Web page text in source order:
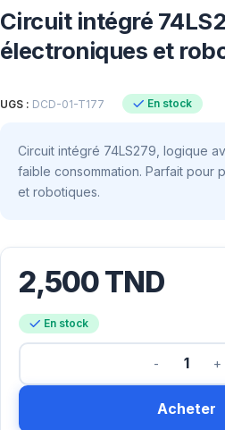
Circuit intégré
électroniques et
UGS : DCD-01-T177 En stock
Circuit intégré 74LS279, logique
faible consommation. Parfait pour
et robotiques.
2,500TND
En stock
Acheter